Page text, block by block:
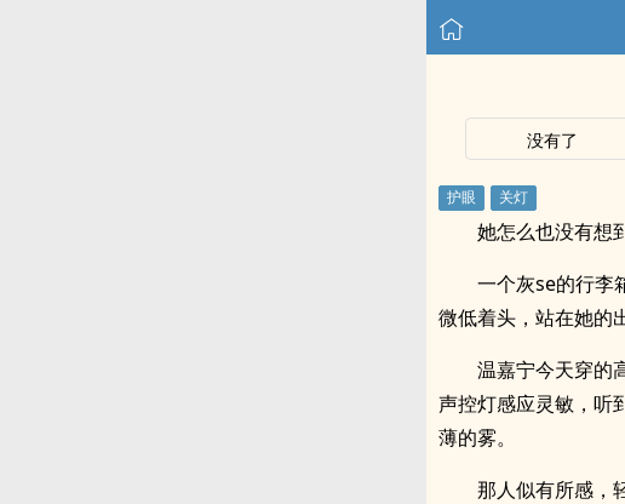
没有了
她怎么也没有想
一个灰se的行李
微低着头，站在她的
温嘉宁今天穿的
声控灯感应灵敏，听
薄的雾。
那人似有所感，